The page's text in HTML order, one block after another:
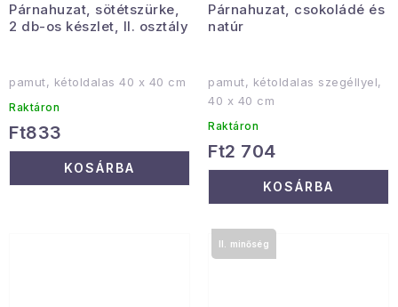
Párnahuzat, sötétszürke,
2 db-os készlet, II. osztály
pamut, kétoldalas 40 x 40 cm
Raktáron
Ft833
KOSÁRBA
Párnahuzat, csokoládé és
natúr
pamut, kétoldalas szegéllyel,
40 x 40 cm
Raktáron
Ft2 704
KOSÁRBA
II. minőség